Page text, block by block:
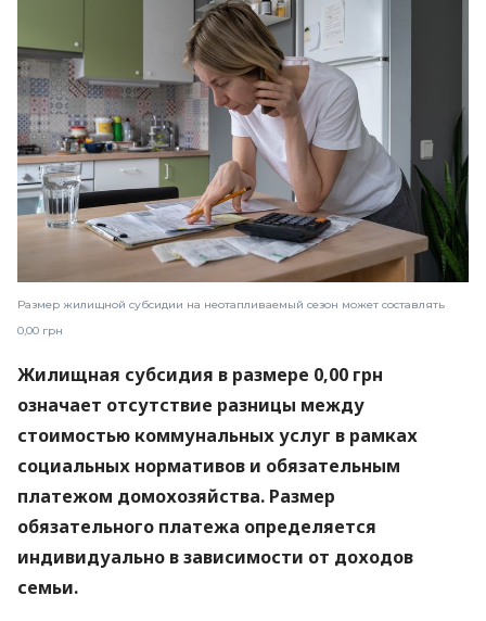
Размер жилищной субсидии на неотапливаемый сезон может составлять
0,00 грн
Жилищная субсидия в размере 0,00 грн
означает отсутствие разницы между
стоимостью коммунальных услуг в рамках
социальных нормативов и обязательным
платежом домохозяйства. Размер
обязательного платежа определяется
индивидуально в зависимости от доходов
семьи.